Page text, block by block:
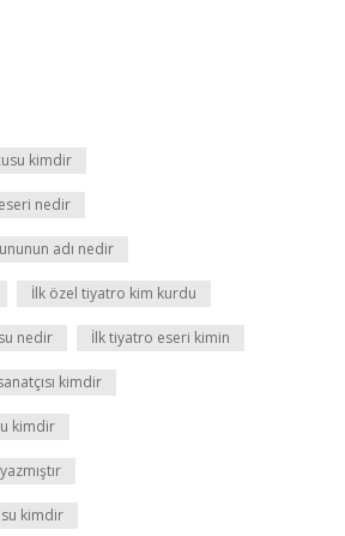
kimdir
nedir
adı nedir
İlk özel tiyatro kim kurdu
nedir İlk tiyatro eseri kimin
kimdir
kimdir
kimdir